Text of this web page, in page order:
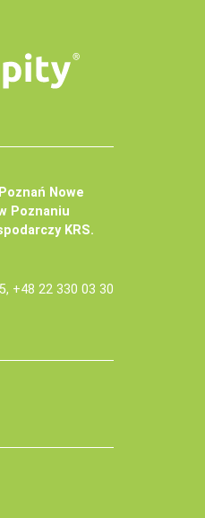
Nowe
Poznaniu
KRS.
+48 22 330 03 30